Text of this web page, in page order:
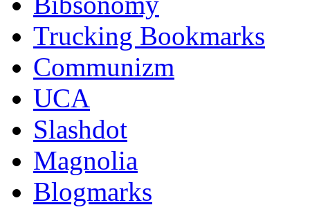
Trucking Bookmarks
Communizm
UCA
Slashdot
Magnolia
Blogmarks